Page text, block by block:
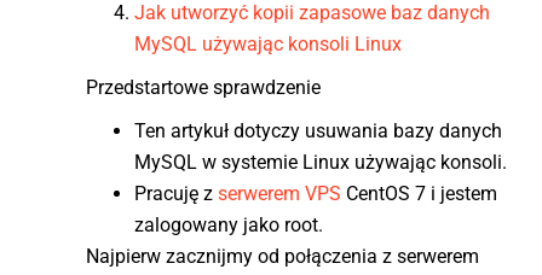
Jak utworzyć kopii zapasowe baz danych
MySQL używając konsoli Linux
Przedstartowe sprawdzenie
Ten artykuł dotyczy usuwania bazy danych
MySQL w systemie Linux używając konsoli.
Pracuję z serwerem VPS CentOS 7 i jestem
zalogowany jako root.
Najpierw zacznijmy od połączenia z serwerem